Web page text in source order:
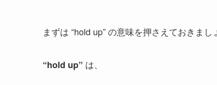
まずは “hold up” の意味を押さえておきまし
“hold up” は、